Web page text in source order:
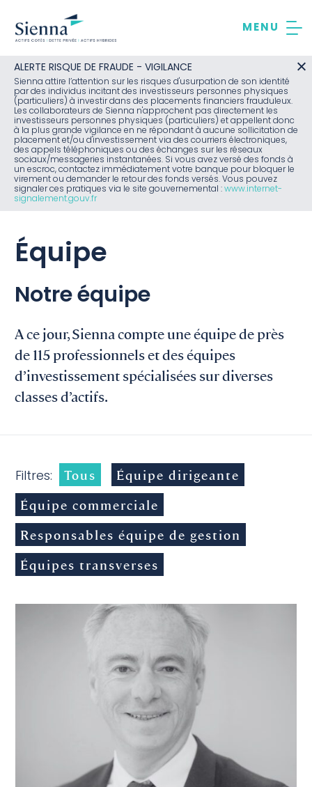
contenu
ALERTE RISQUE DE FRAUDE - VIGILANCE
Sienna attire l’attention sur les risques d'usurpation de son identité
par des individus incitant des investisseurs personnes physiques
(particuliers) à investir dans des placements financiers frauduleux.
Les collaborateurs de Sienna n'approchent pas directement les
investisseurs personnes physiques (particuliers) et appellent donc
à la plus grande vigilance en ne répondant à aucune sollicitation de
placement et/ou d'investissement via des courriers électroniques,
des appels téléphoniques ou des échanges sur les réseaux
sociaux/messageries instantanées. Si vous avez versé des fonds à
un escroc, contactez immédiatement votre banque pour bloquer le
virement ou demander le retour des fonds versés. Vous pouvez
signaler ces pratiques via le site gouvernemental : www.internet-
signalement.gouv.fr
Équipe
Notre équipe
A ce jour, Sienna compte une équipe de près
de 115 professionnels et des équipes
d’investissement spécialisées sur diverses
classes d’actifs.
Filtres: Tous
Équipe dirigeante
Équipe commerciale
Responsables équipe de gestion
Équipes transverses